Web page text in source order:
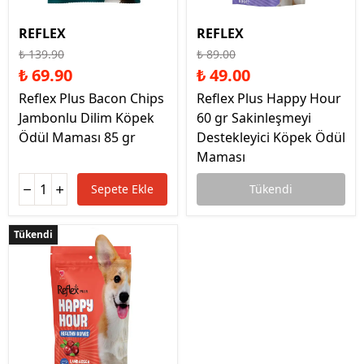
REFLEX
₺ 139.90
₺ 69.90
Reflex Plus Bacon Chips
Jambonlu Dilim Köpek
Ödül Maması 85 gr
Sepete Ekle
REFLEX
₺ 89.00
₺ 49.00
Reflex Plus Happy Hour
60 gr Sakinleşmeyi
Destekleyici Köpek Ödül
Maması
Tükendi
Tükendi
Tükendi